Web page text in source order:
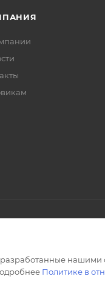
Москве l-24.ru
нашими
Политике в